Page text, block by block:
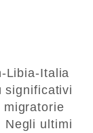
Libia-Italia
significativi
migratorie
Negli ultimi